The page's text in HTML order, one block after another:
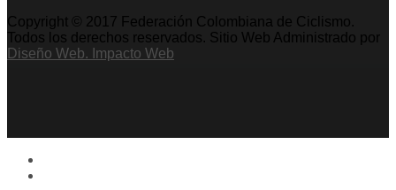
Copyright © 2017 Federación Colombiana de Ciclismo.
Todos los derechos reservados. Sitio Web Administrado por
Diseño Web. Impacto Web